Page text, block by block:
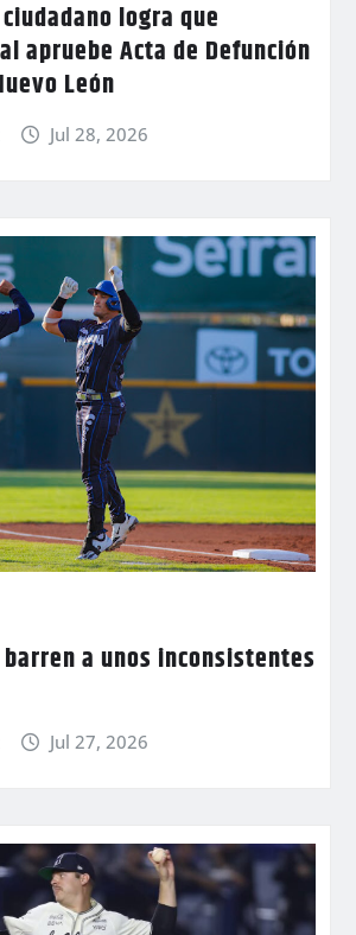
logra que
apruebe Acta de Defunción
León
Jul 28, 2026
a unos inconsistentes
Jul 27, 2026